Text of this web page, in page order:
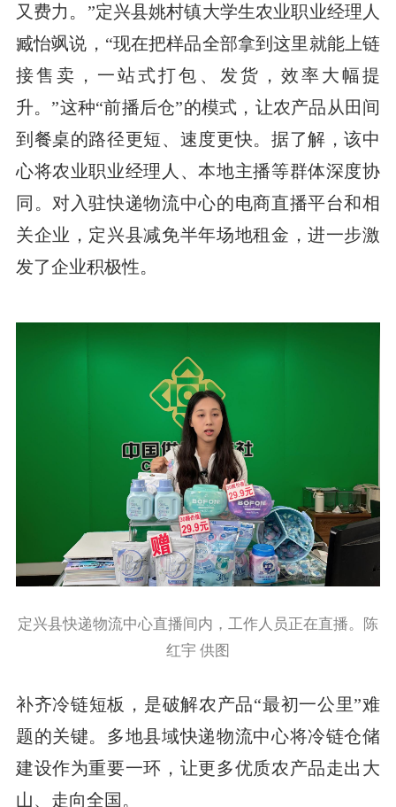
又费力。”定兴县姚村镇大学生农业职业经理人
臧怡飒说，“现在把样品全部拿到这里就能上链
接售卖，一站式打包、发货，效率大幅提
升。”这种“前播后仓”的模式，让农产品从田间
到餐桌的路径更短、速度更快。据了解，该中
心将农业职业经理人、本地主播等群体深度协
同。对入驻快递物流中心的电商直播平台和相
关企业，定兴县减免半年场地租金，进一步激
发了企业积极性。
定兴县快递物流中心直播间内，工作人员正在直播。陈
红宇 供图
补齐冷链短板，是破解农产品“最初一公里”难
题的关键。多地县域快递物流中心将冷链仓储
建设作为重要一环，让更多优质农产品走出大
山、走向全国。